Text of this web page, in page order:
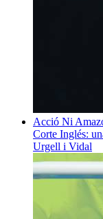
Acció Ni
Corte Inglés:
Urgell i Vidal